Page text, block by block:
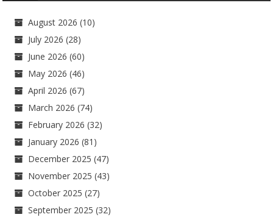
August 2026 (10)
July 2026 (28)
June 2026 (60)
May 2026 (46)
April 2026 (67)
March 2026 (74)
February 2026 (32)
January 2026 (81)
December 2025 (47)
November 2025 (43)
October 2025 (27)
September 2025 (32)